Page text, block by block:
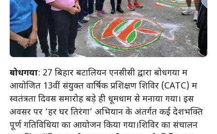
बोधगया: 27 बिहार बटालियन एनसीसी द्वारा बोधगया में
आयोजित 13वीं संयुक्त वार्षिक प्रशिक्षण शिविर (CATC) में
स्वतंत्रता दिवस समारोह बड़े ही धूमधाम से मनाया गया। इस
अवसर पर ‘हर घर तिरंगा’ अभियान के अंतर्गत कई देशभक्ति
पूर्ण गतिविधियों का आयोजन किया गया।शिविर का संचालन